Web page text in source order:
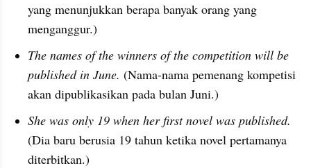
yang menunjukkan berapa banyak orang yang
menganggur.)
The names of the winners of the competition will be
published in June. (Nama-nama pemenang kompetisi
akan dipublikasikan pada bulan Juni.)
(Dia baru berusia 19 tahun ketika novel pertamanya
diterbitkan.)